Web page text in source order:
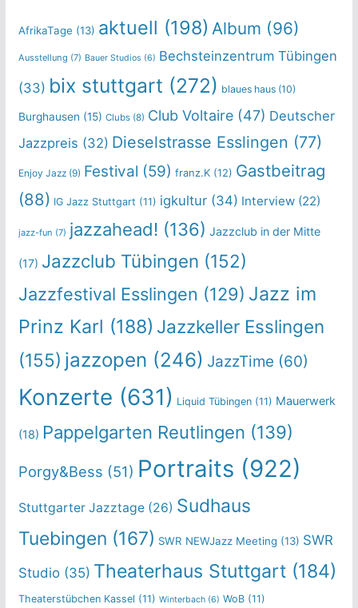
AfrikaTage (13) aktuell (198) Album (96)
Ausstellung (7) Bauer Studios (6) Bechsteinzentrum Tübingen
(33) bix stuttgart (272) blaues haus(10)
Burghausen (15) Clubs(8) Club Voltaire(47) Deutscher
Jazzpreis (32) Dieselstrasse Esslingen (77)
Enjoy Jazz(9) Festival (59) franz.K(12) Gastbeitrag
(88) IG Jazz Stuttgart (11) igkultur(34) Interview(22)
jazz-fun (7) jazzahead! (136) Jazzclub in der Mitte
(17) Jazzclub Tübingen (152)
Jazzfestival Esslingen (129) Jazz im
Prinz Karl (188) Jazzkeller Esslingen
(155) jazzopen (246) JazzTime (60)
Konzerte (631) Liquid Tübingen(11) Mauerwerk
(18) Pappelgarten Reutlingen (139)
Porgy&Bess (51) Portraits (922)
Stuttgarter Jazztage(26) Sudhaus
Tuebingen (167) SWR NEWJazz Meeting (13) SWR
Studio(35) Theaterhaus Stuttgart(184)
Theaterstübchen Kassel (11) Winterbach(6) WoB(11)